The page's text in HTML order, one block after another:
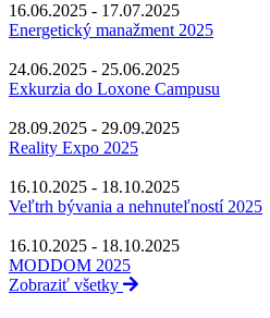
16.06.2025 - 17.07.2025
Energetický manažment 2025
24.06.2025 - 25.06.2025
Exkurzia do Loxone Campusu
28.09.2025 - 29.09.2025
Reality Expo 2025
16.10.2025 - 18.10.2025
Veľtrh bývania a nehnuteľností 2025
16.10.2025 - 18.10.2025
MODDOM 2025
Zobraziť všetky